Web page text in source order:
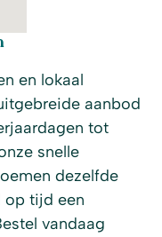
en lokaal
aanbod
tot
snelle
dezelfde
op tijd een
vandaag